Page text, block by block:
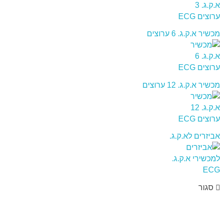
מכשיר א.ק.ג. 6 ערוצים
מכשיר א.ק.ג. 12 ערוצים
אביזרים לא.ק.ג.
סגור